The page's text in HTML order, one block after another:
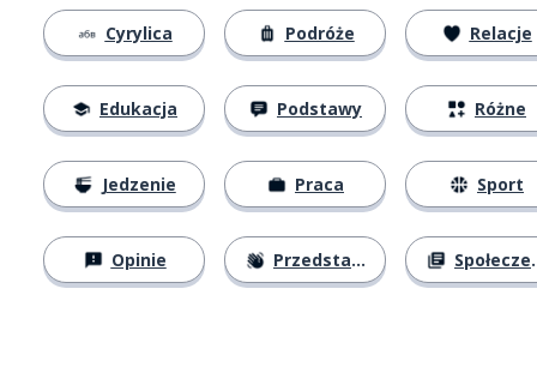
Cyrylica
Edukacja
Jedzenie
Opinie
Podróże
Podstawy
Praca
Przedstawianie się
Relacje
Różne
Sport
Społeczeństwo